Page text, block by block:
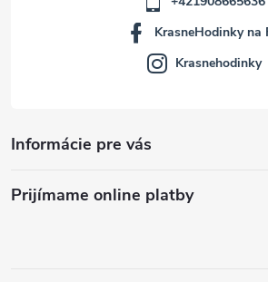
Informácie pre vás
Prijímame online platby
KrasneHodinky na
Krasnehodinky